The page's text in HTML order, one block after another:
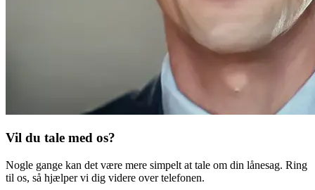
Vil du tale med os?
Nogle gange kan det være mere simpelt at tale om din lånesag. Ring
til os, så hjælper vi dig videre over telefonen.